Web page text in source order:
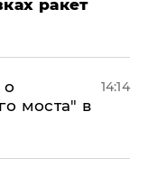
ракет
моста" в
14:14